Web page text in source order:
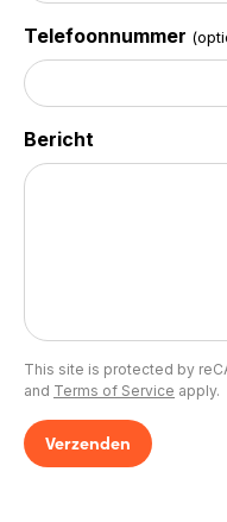
Telefoonnummer
Bericht
This site is protected by
and Terms of Service apply.
Verzenden